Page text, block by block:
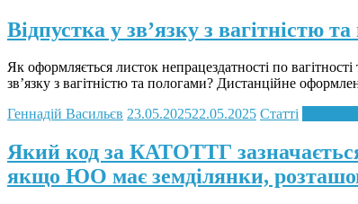
Відпустка у зв’язку з вагітністю
Як оформляється листок непрацездатності по
зв’язку з вагітністю та пологами? Дистанційне
Геннадій Васильєв 23.05.202522.05.2025 Статті
Який код за КАТОТТГ
якщо ЮО має земділянки,